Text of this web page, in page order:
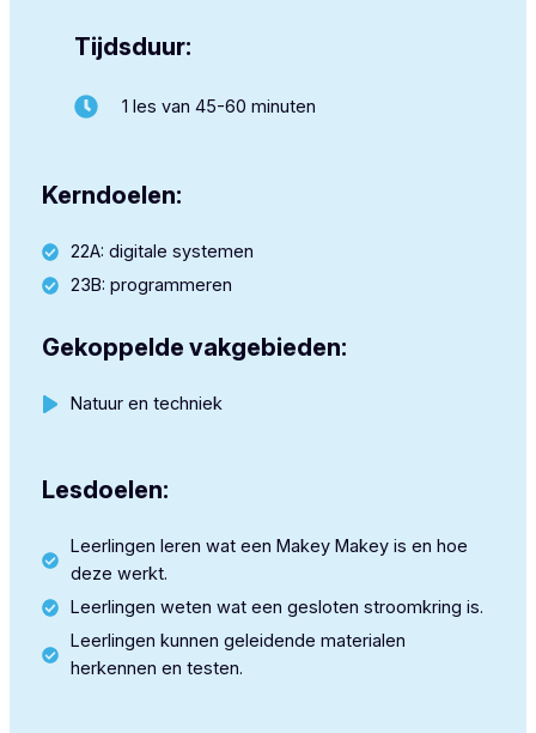
Tijdsduur:
1 les van 45-60 minuten
Kerndoelen:
22A: digitale systemen
23B: programmeren
Gekoppelde vakgebieden:
Natuur en techniek
Lesdoelen:
Leerlingen leren wat een Makey Makey is en hoe
deze werkt.
Leerlingen weten wat een gesloten stroomkring is.
Leerlingen kunnen geleidende materialen
herkennen en testen.